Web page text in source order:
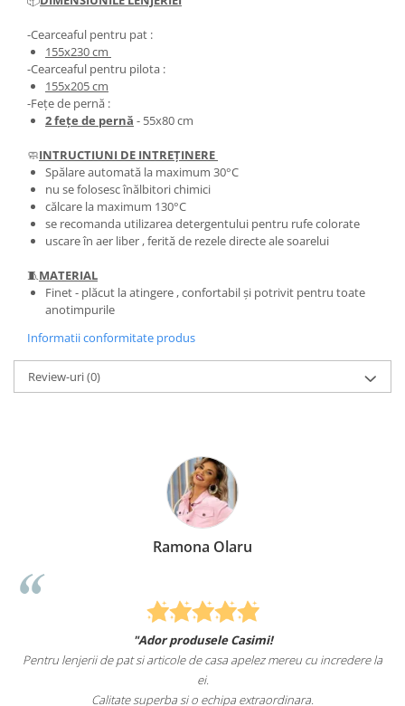
-Cearceaful pentru pat :
155x230 cm
-Cearceaful pentru pilota :
155x205 cm
-Fețe de pernă :
2 fețe de pernă - 55x80 cm
🧼INTRUCTIUNI DE INTREȚINERE
Spălare automată la maximum 30°C
nu se folosesc înălbitori chimici
călcare la maximum 130°C
se recomanda utilizarea detergentului pentru rufe colorate
uscare în aer liber , ferită de rezele directe ale soarelui
🧵MATERIAL
Finet - plăcut la atingere , confortabil și potrivit pentru toate
anotimpurile
Informatii conformitate produs
Review-uri(0)
Ramona Olaru
"Ador produsele Casimi!
Pentru lenjerii de pat si articole de casa apelez mereu cu incredere la
ei.
Calitate superba si o echipa extraordinara.